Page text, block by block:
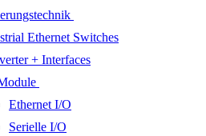
Ethernet Switches
+ Interfaces
Ethernet I/O
Serielle I/O